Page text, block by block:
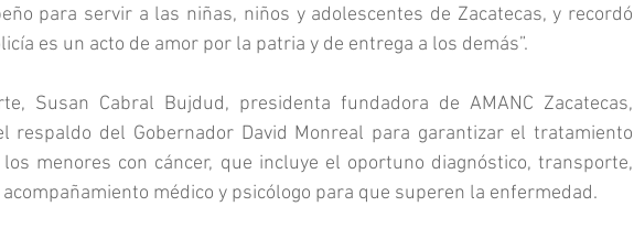
para servir a las niñas, niños y adolescentes de Zacatecas, y recordó
es un acto de amor por la patria y de entrega a los demás”.
Susan Cabral Bujdud, presidenta fundadora de AMANC Zacatecas,
respaldo del Gobernador David Monreal para garantizar el tratamiento
menores con cáncer, que incluye el oportuno diagnóstico, transporte,
acompañamiento médico y psicólogo para que superen la enfermedad.